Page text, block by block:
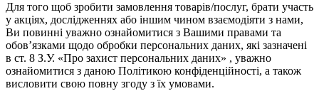
Для того щоб зробити замовлення товарів/послуг, брати участь
у акціях, дослідженнях або іншим чином взаємодіяти з нами,
Ви повинні уважно ознайомитися з Вашими правами та
обов’язками щодо обробки персональних даних, які зазначені
в ст. 8 З.У. «Про захист персональних даних» , уважно
ознайомитися з даною Політикою конфіденційності, а також
висловити свою повну згоду з їх умовами.